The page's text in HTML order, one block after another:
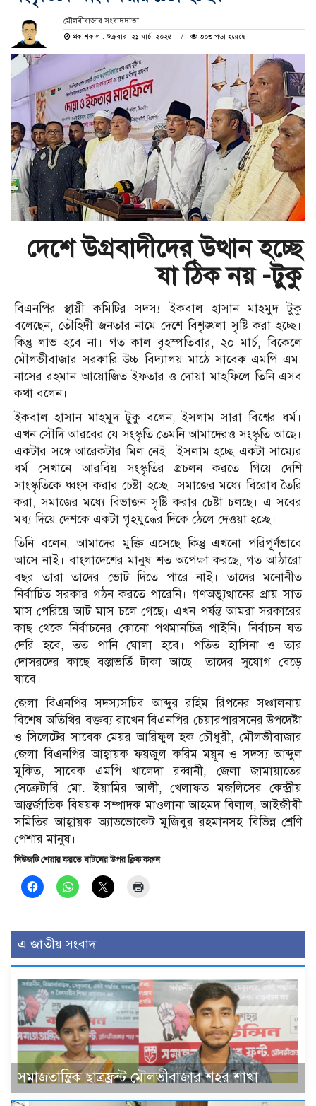
মৌলবীবাজার সংবাদদাতা
প্রকাশকাল : শুক্রবার, ২১ মার্চ, ২০২৫
৩০৩ পড়া হয়েছে
দেশে উগ্রবাদীদের উত্থান হচ্ছে
যা ঠিক নয় -টুকু
বিএনপির স্থায়ী কমিটির সদস্য ইকবাল হাসান মাহমুদ টুকু
বলেছেন, তৌহিদী জনতার নামে দেশে বিশৃঙ্খলা সৃষ্টি করা হচ্ছে।
কিন্তু লাভ হবে না। গত কাল বৃহস্পতিবার, ২০ মার্চ, বিকেলে
মৌলভীবাজার সরকারি উচ্চ বিদ্যালয় মাঠে সাবেক এমপি এম.
নাসের রহমান আয়োজিত ইফতার ও দোয়া মাহফিলে তিনি এসব
কথা বলেন।
ইকবাল হাসান মাহমুদ টুকু বলেন, ইসলাম সারা বিশ্বের ধর্ম।
এখন সৌদি আরবের যে সংস্কৃতি তেমনি আমাদেরও সংস্কৃতি আছে।
একটার সঙ্গে আরেকটার মিল নেই। ইসলাম হচ্ছে একটা সাম্যের
ধর্ম সেখানে আরবিয় সংস্কৃতির প্রচলন করতে গিয়ে দেশি
সাংস্কৃতিকে ধ্বংস করার চেষ্টা হচ্ছে। সমাজের মধ্যে বিরোধ তৈরি
করা, সমাজের মধ্যে বিভাজন সৃষ্টি করার চেষ্টা চলছে। এ সবের
মধ্য দিয়ে দেশকে একটা গৃহযুদ্ধের দিকে ঠেলে দেওয়া হচ্ছে।
তিনি বলেন, আমাদের মুক্তি এসেছে কিন্তু এখনো পরিপূর্ণভাবে
আসে নাই। বাংলাদেশের মানুষ শত অপেক্ষা করছে, গত আঠারো
বছর তারা তাদের ভোট দিতে পারে নাই। তাদের মনোনীত
নির্বাচিত সরকার গঠন করতে পারেনি। গণঅভ্যুত্থানের প্রায় সাত
মাস পেরিয়ে আট মাস চলে গেছে। এখন পর্যন্ত আমরা সরকারের
কাছ থেকে নির্বাচনের কোনো পথমানচিত্র পাইনি। নির্বাচন যত
দেরি হবে, তত পানি ঘোলা হবে। পতিত হাসিনা ও তার
দোসরদের কাছে বস্তাভর্তি টাকা আছে। তাদের সুযোগ বেড়ে
যাবে।
জেলা বিএনপির সদস্যসচিব আব্দুর রহিম রিপনের সঞ্চালনায়
বিশেষ অতিথির বক্তব্য রাখেন বিএনপির চেয়ারপারসনের উপদেষ্টা
ও সিলেটের সাবেক মেয়র আরিফুল হক চৌধুরী, মৌলভীবাজার
জেলা বিএনপির আহ্বায়ক ফয়জুল করিম ময়ূন ও সদস্য আব্দুল
মুকিত, সাবেক এমপি খালেদা রব্বানী, জেলা জামায়াতের
সেক্রেটারি মো. ইয়ামির আলী, খেলাফত মজলিসের কেন্দ্রীয়
আন্তর্জাতিক বিষয়ক সম্পাদক মাওলানা আহমদ বিলাল, আইজীবী
সমিতির আহ্বায়ক অ্যাডভোকেট মুজিবুর রহমানসহ বিভিন্ন শ্রেণি
পেশার মানুষ।
নিউজটি শেয়ার করতে বাটনের উপর ক্লিক করুন
এ জাতীয় সংবাদ
সমাজতান্ত্রিক ছাত্রফ্রন্ট মৌলভীবাজার শহর শাখা